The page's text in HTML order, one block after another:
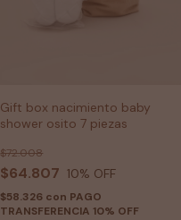
Gift box nacimiento baby
shower osito 7 piezas
$64.807
$72.008
10% OFF
$58.326 con PAGO
TRANSFERENCIA 10% OFF